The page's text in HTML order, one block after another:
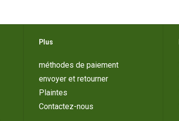
Plus
méthodes de paiement
envoyer et retourner
Plaintes
Contactez-nous